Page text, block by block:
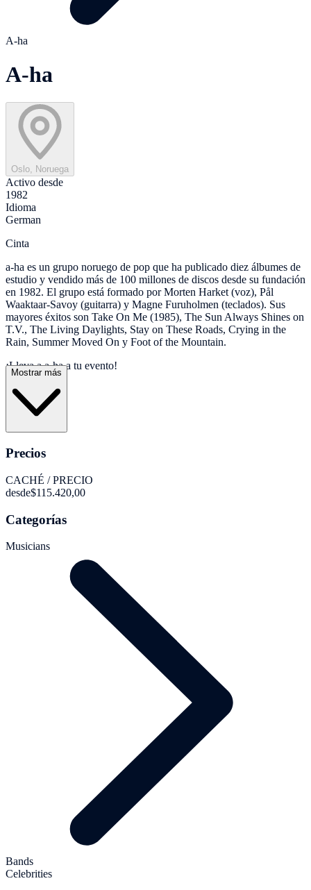
A-ha
A-ha
Oslo, Noruega
Activo desde
1982
Idioma
German
Cinta
a-ha es un grupo noruego de pop que ha publicado diez álbumes de
estudio y vendido más de 100 millones de discos desde su fundación
en 1982. El grupo está formado por Morten Harket (voz), Pål
Waaktaar-Savoy (guitarra) y Magne Furuholmen (teclados). Sus
mayores éxitos son Take On Me (1985), The Sun Always Shines on
T.V., The Living Daylights, Stay on These Roads, Crying in the
Rain, Summer Moved On y Foot of the Mountain.
¡Lleva a a-ha a tu evento!
Mostrar más
Precios
CACHÉ / PRECIO
desde$115.420,00
Categorías
Musicians
Bands
Celebrities